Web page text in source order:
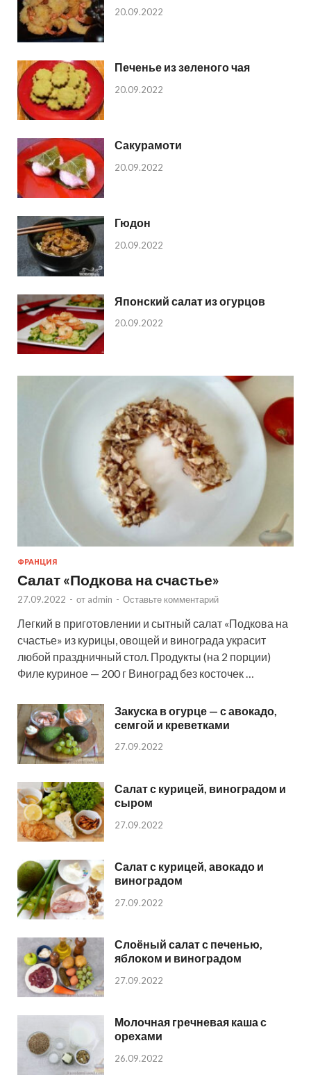
20.09.2022
Печенье из зеленого чая
20.09.2022
Сакурамоти
20.09.2022
Гюдон
20.09.2022
Японский салат из огурцов
20.09.2022
ФРАНЦИЯ
Салат «Подкова на счастье»
27.09.2022 - от admin - Оставьте комментарий
Легкий в приготовлении и сытный салат «Подкова на
счастье» из курицы, овощей и винограда украсит
любой праздничный стол. Продукты (на 2 порции)
Филе куриное — 200 г Виноград без косточек …
Закуска в огурце — с авокадо,
семгой и креветками
27.09.2022
Салат с курицей, виноградом и
сыром
27.09.2022
Салат с курицей, авокадо и
виноградом
27.09.2022
Слоёный салат с печенью,
яблоком и виноградом
27.09.2022
Молочная гречневая каша с
орехами
26.09.2022